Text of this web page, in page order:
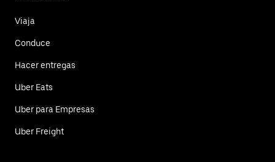
Viaja
Conduce
Hacer entregas
Uber Eats
Uber para Empresas
Uber Freight